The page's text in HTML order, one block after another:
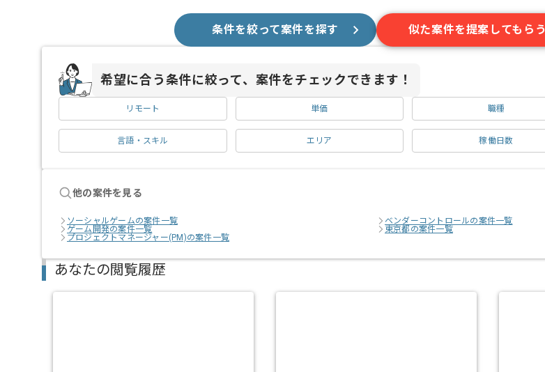
条件を絞って案件を探す 似た案件を提案してもらう
希望に合う条件に絞って、案件をチェックできます！
リモート 単価 職種
言語・スキル エリア 稼働日数
他の案件を見る
ソーシャルゲームの案件一覧
ベンダーコントロールの案件一覧
ゲーム開発の案件一覧
東京都の案件一覧
プロジェクトマネージャー(PM)の案件一覧
あなたの閲覧履歴